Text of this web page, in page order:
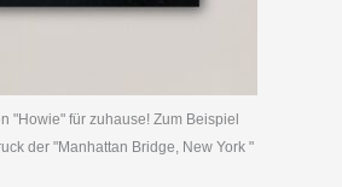
"Howie" für zuhause! Zum Beispiel
der "Manhattan Bridge, New York "